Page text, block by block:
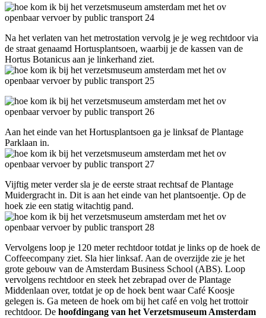
Na het verlaten van het metrostation vervolg je je weg rechtdoor via
de straat genaamd Hortusplantsoen, waarbij je de kassen van de
Hortus Botanicus aan je linkerhand ziet.
Aan het einde van het Hortusplantsoen ga je linksaf de Plantage
Parklaan in.
Vijftig meter verder sla je de eerste straat rechtsaf de Plantage
Muidergracht in. Dit is aan het einde van het plantsoentje. Op de
hoek zie een statig witachtig pand.
Vervolgens loop je 120 meter rechtdoor totdat je links op de hoek de
Coffeecompany ziet. Sla hier linksaf. Aan de overzijde zie je het
grote gebouw van de Amsterdam Business School (ABS). Loop
vervolgens rechtdoor en steek het zebrapad over de Plantage
Middenlaan over, totdat je op de hoek bent waar Café Koosje
gelegen is. Ga meteen de hoek om bij het café en volg het trottoir
rechtdoor. De hoofdingang van het Verzetsmuseum Amsterdam